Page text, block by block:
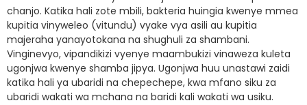
chanjo. Katika hali zote mbili, bakteria huingia kwenye mmea
kupitia vinyweleo (vitundu) vyake vya asili au kupitia
majeraha yanayotokana na shughuli za shambani.
Vinginevyo, vipandikizi vyenye maambukizi vinaweza kuleta
ugonjwa kwenye shamba jipya. Ugonjwa huu unastawi zaidi
katika hali ya ubaridi na chepechepe, kwa mfano siku za
ubaridi wakati wa mchana na baridi kali wakati wa usiku.